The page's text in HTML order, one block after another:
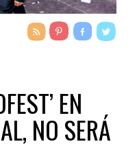
EN
NO SERÁ